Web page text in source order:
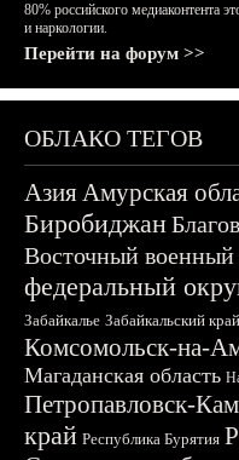
80% российского медиаконтента
и наркологии.
Перейти на форум >>
ОБЛАКО ТЕГОВ
АзияАмурская
Биробиджан
Восточный военный
федеральный
Забайкалье Забайкальский край
Комсомольск-на-
Магаданская область
Петропавловск-
край Республика Бурятия